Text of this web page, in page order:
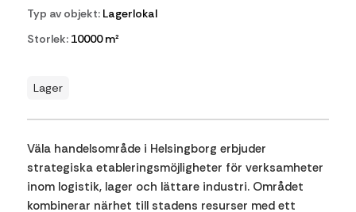
Typ av objekt:Lagerlokal
Storlek:10000 m²
Lager
Väla handelsområde i Helsingborg erbjuder
strategiska etableringsmöjligheter för verksamheter
inom logistik, lager och lättare industri. Området
kombinerar närhet till stadens resurser med ett